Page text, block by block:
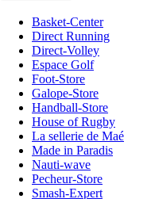
Basket-Center
Direct Running
Direct-Volley
Espace Golf
Foot-Store
Galope-Store
Handball-Store
House of Rugby
La sellerie de Maé
Made in Paradis
Nauti-wave
Pecheur-Store
Smash-Expert